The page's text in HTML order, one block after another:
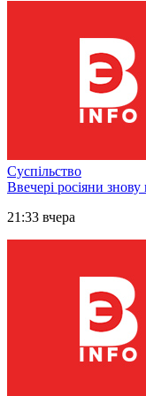
Суспільство
Ввечері росіяни
21:33 вчера